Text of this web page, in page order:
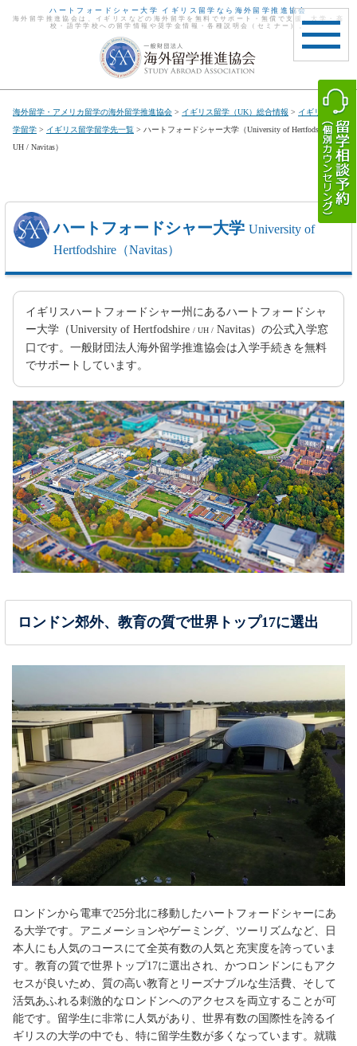
toggle
ハートフォードシャー大学 イギリス留学なら海外留学推進協会
海外留学推進協会は、イギリスなどの海外留学を無料でサポート・無償で支援。大学・高
校・語学学校への留学情報や奨学金情報・各種説明会（セミナー）。
海外留学・アメリカ留学の海外留学推進協会 > イギリス留学（UK）総合情報 > イギリス大
学留学 > イギリス留学留学先一覧 > ハートフォードシャー大学（University of Hertfodshire /
UH / Navitas）
ハートフォードシャー大学 University of
Hertfodshire（Navitas）
イギリスハートフォードシャー州にあるハートフォードシャ
ー大学（University of Hertfodshire / UH / Navitas）の公式入学窓
口です。一般財団法人海外留学推進協会は入学手続きを無料
でサポートしています。
ロンドン郊外、教育の質で世界トップ17に選出
ロンドンから電車で25分北に移動したハートフォードシャーにあ
る大学です。アニメーションやゲーミング、ツーリズムなど、日
本人にも人気のコースにて全英有数の人気と充実度を誇っていま
す。教育の質で世界トップ17に選出され、かつロンドンにもアク
セスが良いため、質の高い教育とリーズナブルな生活費、そして
活気あふれる刺激的なロンドンへのアクセスを両立することが可
能です。留学生に非常に人気があり、世界有数の国際性を誇るイ
ギリスの大学の中でも、特に留学生数が多くなっています。就職